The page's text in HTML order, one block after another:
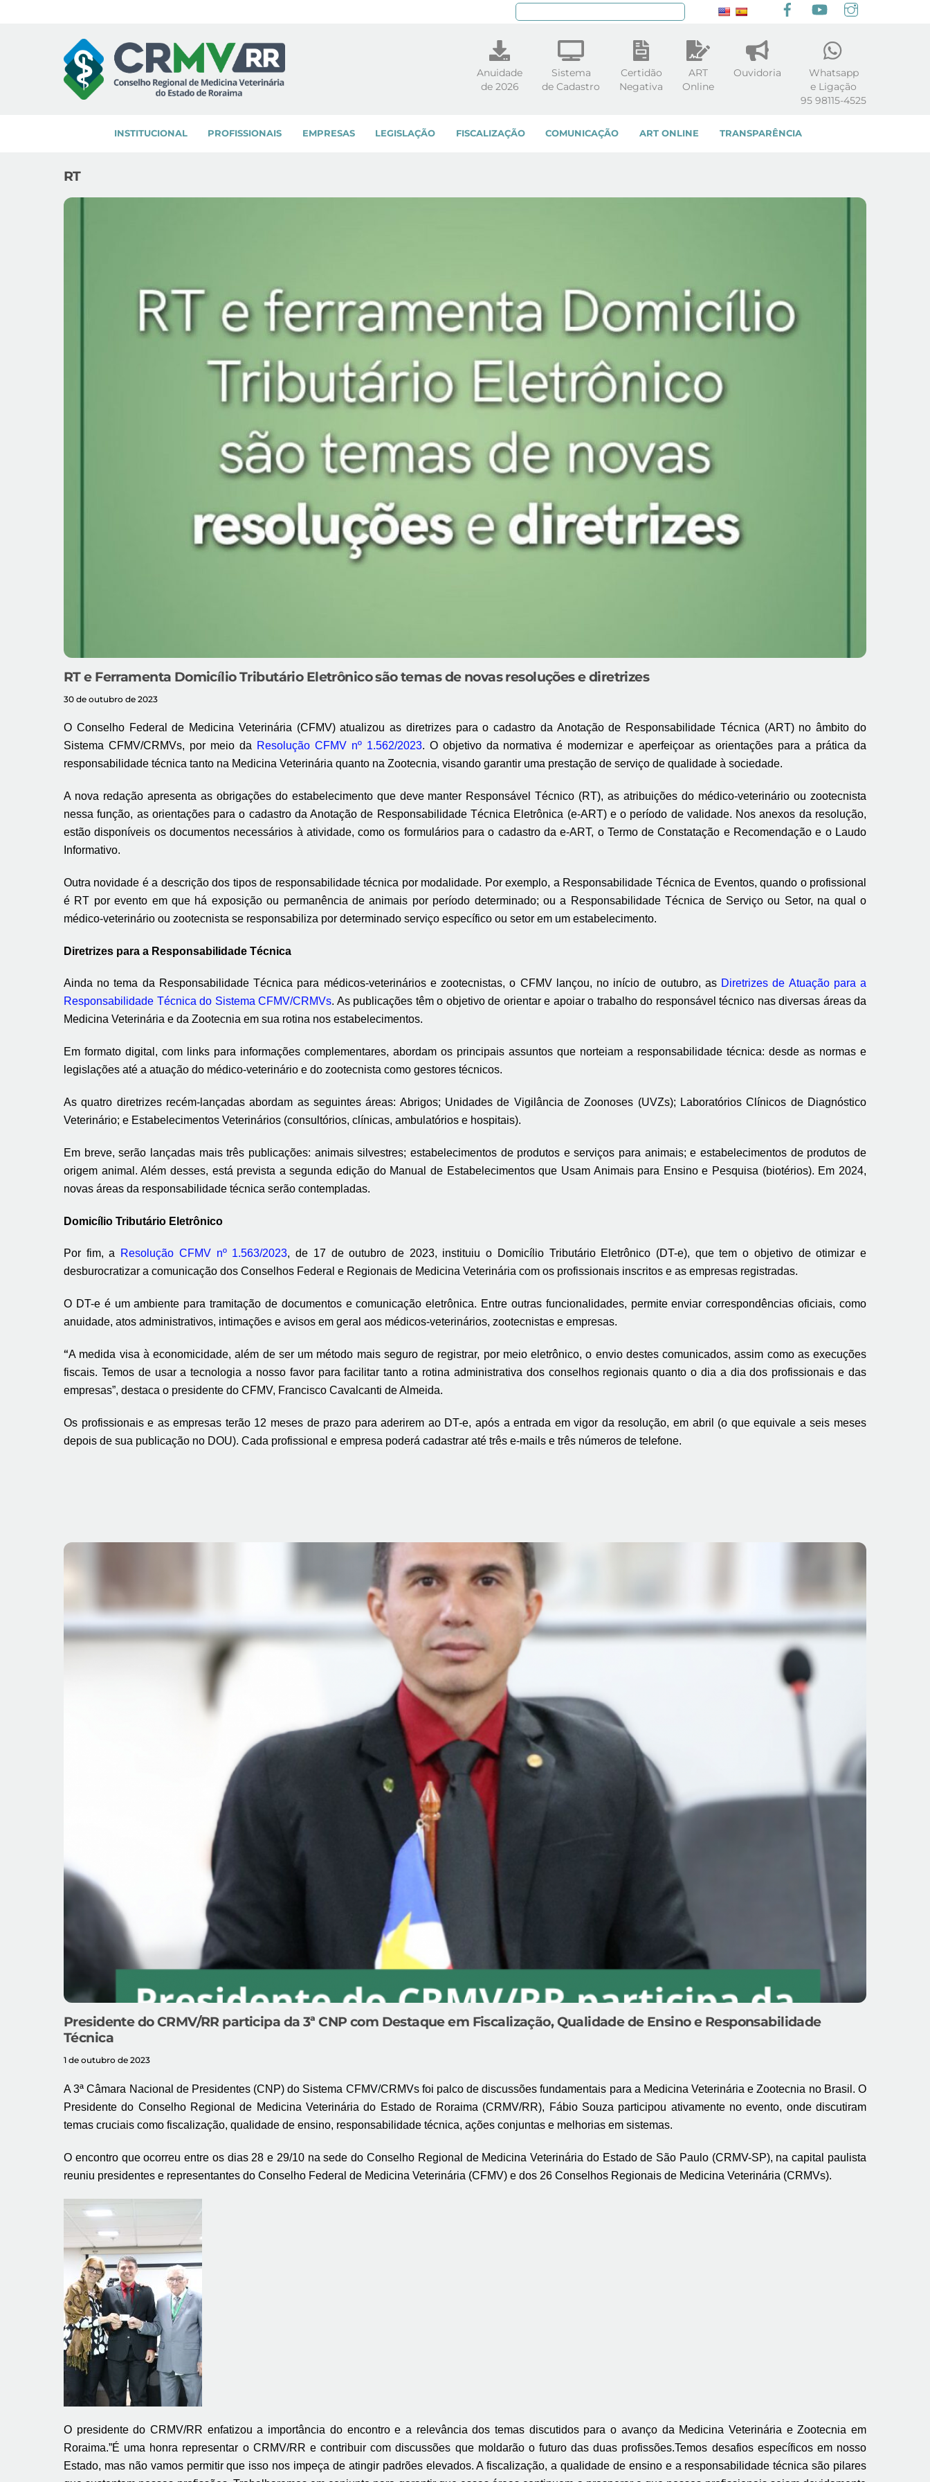
INSTITUCIONAL PROFISSIONAIS EMPRESAS LEGISLAÇÃO FISCALIZAÇÃO COMUNICAÇÃO ART ONLINE TRANSPARÊNCIA
Anuidade
de 2026
Sistema
de Cadastro
Certidão
Negativa
ART
Online
Ouvidoria
Whatsapp
e Ligação
95 98115-4525
RT
RT e Ferramenta Domicílio Tributário Eletrônico são temas de novas resoluções e diretrizes
30 de outubro de 2023
O Conselho Federal de Medicina Veterinária (CFMV) atualizou as diretrizes para o cadastro da Anotação de Responsabilidade Técnica (ART) no âmbito do
Sistema CFMV/CRMVs, por meio da Resolução CFMV nº 1.562/2023. O objetivo da normativa é modernizar e aperfeiçoar as orientações para a prática da
responsabilidade técnica tanto na Medicina Veterinária quanto na Zootecnia, visando garantir uma prestação de serviço de qualidade à sociedade.
A nova redação apresenta as obrigações do estabelecimento que deve manter Responsável Técnico (RT), as atribuições do médico-veterinário ou zootecnista
nessa função, as orientações para o cadastro da Anotação de Responsabilidade Técnica Eletrônica (e-ART) e o período de validade. Nos anexos da resolução,
estão disponíveis os documentos necessários à atividade, como os formulários para o cadastro da e-ART, o Termo de Constatação e Recomendação e o Laudo
Informativo.
Outra novidade é a descrição dos tipos de responsabilidade técnica por modalidade. Por exemplo, a Responsabilidade Técnica de Eventos, quando o profissional
é RT por evento em que há exposição ou permanência de animais por período determinado; ou a Responsabilidade Técnica de Serviço ou Setor, na qual o
médico-veterinário ou zootecnista se responsabiliza por determinado serviço específico ou setor em um estabelecimento.
Diretrizes para a Responsabilidade Técnica
Ainda no tema da Responsabilidade Técnica para médicos-veterinários e zootecnistas, o CFMV lançou, no início de outubro, as Diretrizes de Atuação para a
Responsabilidade Técnica do Sistema CFMV/CRMVs. As publicações têm o objetivo de orientar e apoiar o trabalho do responsável técnico nas diversas áreas da
Medicina Veterinária e da Zootecnia em sua rotina nos estabelecimentos.
Em formato digital, com links para informações complementares, abordam os principais assuntos que norteiam a responsabilidade técnica: desde as normas e
legislações até a atuação do médico-veterinário e do zootecnista como gestores técnicos.
As quatro diretrizes recém-lançadas abordam as seguintes áreas: Abrigos; Unidades de Vigilância de Zoonoses (UVZs); Laboratórios Clínicos de Diagnóstico
Veterinário; e Estabelecimentos Veterinários (consultórios, clínicas, ambulatórios e hospitais).
Em breve, serão lançadas mais três publicações: animais silvestres; estabelecimentos de produtos e serviços para animais; e estabelecimentos de produtos de
origem animal. Além desses, está prevista a segunda edição do Manual de Estabelecimentos que Usam Animais para Ensino e Pesquisa (biotérios). Em 2024,
novas áreas da responsabilidade técnica serão contempladas.
Domicílio Tributário Eletrônico
Por fim, a Resolução CFMV nº 1.563/2023, de 17 de outubro de 2023, instituiu o Domicílio Tributário Eletrônico (DT-e), que tem o objetivo de otimizar e
desburocratizar a comunicação dos Conselhos Federal e Regionais de Medicina Veterinária com os profissionais inscritos e as empresas registradas.
O DT-e é um ambiente para tramitação de documentos e comunicação eletrônica. Entre outras funcionalidades, permite enviar correspondências oficiais, como
anuidade, atos administrativos, intimações e avisos em geral aos médicos-veterinários, zootecnistas e empresas.
“A medida visa à economicidade, além de ser um método mais seguro de registrar, por meio eletrônico, o envio destes comunicados, assim como as execuções
fiscais. Temos de usar a tecnologia a nosso favor para facilitar tanto a rotina administrativa dos conselhos regionais quanto o dia a dia dos profissionais e das
empresas”, destaca o presidente do CFMV, Francisco Cavalcanti de Almeida.
Os profissionais e as empresas terão 12 meses de prazo para aderirem ao DT-e, após a entrada em vigor da resolução, em abril (o que equivale a seis meses
depois de sua publicação no DOU). Cada profissional e empresa poderá cadastrar até três e-mails e três números de telefone.
Presidente do CRMV/RR participa da 3ª CNP com Destaque em Fiscalização, Qualidade de Ensino e Responsabilidade
Técnica
1 de outubro de 2023
A 3ª Câmara Nacional de Presidentes (CNP) do Sistema CFMV/CRMVs foi palco de discussões fundamentais para a Medicina Veterinária e Zootecnia no Brasil. O
Presidente do Conselho Regional de Medicina Veterinária do Estado de Roraima (CRMV/RR), Fábio Souza participou ativamente no evento, onde discutiram
temas cruciais como fiscalização, qualidade de ensino, responsabilidade técnica, ações conjuntas e melhorias em sistemas.
O encontro que ocorreu entre os dias 28 e 29/10 na sede do Conselho Regional de Medicina Veterinária do Estado de São Paulo (CRMV-SP), na capital paulista
reuniu presidentes e representantes do Conselho Federal de Medicina Veterinária (CFMV) e dos 26 Conselhos Regionais de Medicina Veterinária (CRMVs).
O presidente do CRMV/RR enfatizou a importância do encontro e a relevância dos temas discutidos para o avanço da Medicina Veterinária e Zootecnia em
Roraima.”É uma honra representar o CRMV/RR e contribuir com discussões que moldarão o futuro das duas profissões.Temos desafios específicos em nosso
Estado, mas não vamos permitir que isso nos impeça de atingir padrões elevados. A fiscalização, a qualidade de ensino e a responsabilidade técnica são pilares